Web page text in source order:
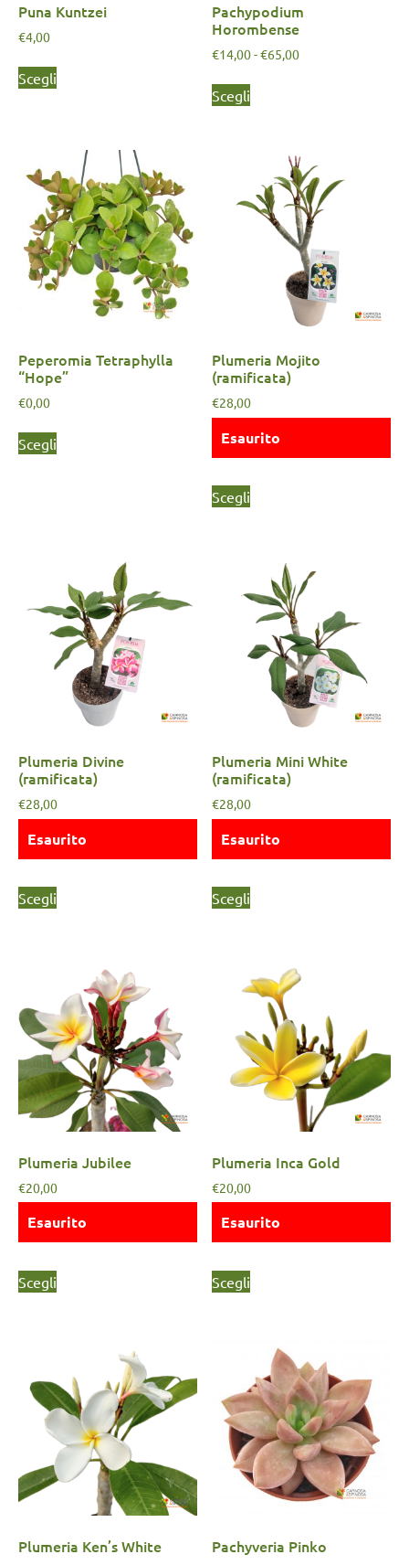
Puna Kuntzei
€4,00
Scegli
Pachypodium
Horombense
€14,00-€65,00
Scegli
Peperomia Tetraphylla
“Hope”
€0,00
Scegli
Plumeria Mojito
(ramificata)
€28,00
Esaurito
Scegli
Plumeria Divine
(ramificata)
€28,00
Esaurito
Scegli
Plumeria Mini White
(ramificata)
€28,00
Esaurito
Scegli
Plumeria Jubilee
€20,00
Esaurito
Scegli
Plumeria Inca Gold
€20,00
Esaurito
Scegli
Plumeria Ken’s White Pachyveria Pinko